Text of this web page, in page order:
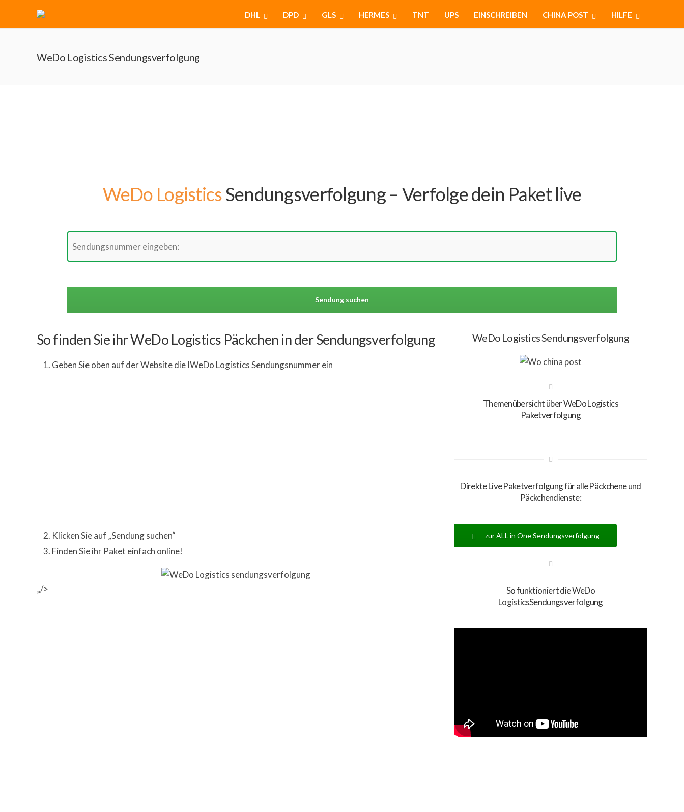
DHL DPD GLS HERMES TNT UPS EINSCHREIBEN CHINA POST HILFE
WeDo Logistics Sendungsverfolgung
WeDo LogisticsSendungsverfolgung – Verfolge dein Paket live
So finden Sie ihr WeDo Logistics Päckchen in der Sendungsverfolgung
Geben Sie oben auf der Website die IWeDo Logistics Sendungsnummer ein
Klicken Sie auf „Sendung suchen“
Finden Sie ihr Paket einfach online!
„/>
WeDo Logistics Sendungsverfolgung
Themenübersicht über WeDo Logistics
Paketverfolgung
Direkte Live Paketverfolgung für alle Päckchene und
Päckchendienste:
zur ALL in One Sendungsverfolgung
So funktioniert die WeDo
LogisticsSendungsverfolgung